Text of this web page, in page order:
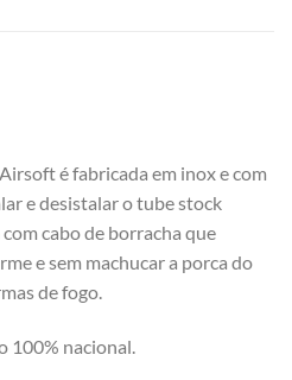
é fabricada em inox e com
e desistalar o tube stock
cabo de borracha que
e sem machucar a porca do
de fogo.
100% nacional.